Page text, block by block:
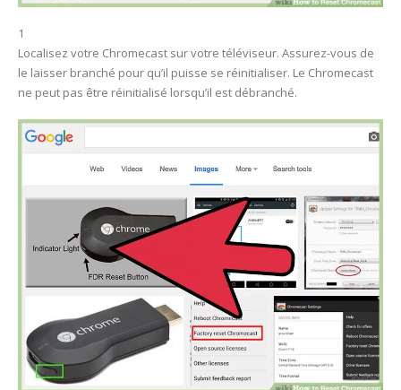
1
Localisez votre Chromecast sur votre téléviseur. Assurez-vous de
le laisser branché pour qu’il puisse se réinitialiser. Le Chromecast
ne peut pas être réinitialisé lorsqu’il est débranché.